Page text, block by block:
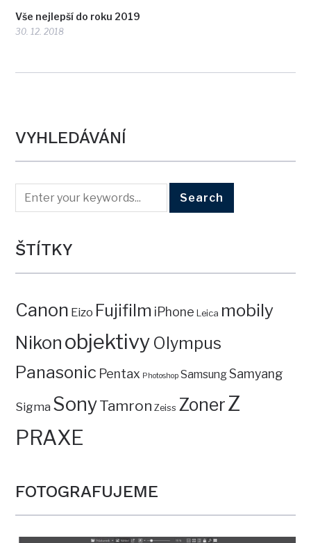
Vše nejlepší do roku 2019
30. 12. 2018
VYHLEDÁVÁNÍ
ŠTÍTKY
Canon Eizo Fujifilm iPhone Leica mobily
Nikon objektivy Olympus
Panasonic Pentax Photoshop SamsungSamyang
Sigma SonyTamron Zeiss ZonerZ
PRAXE
FOTOGRAFUJEME